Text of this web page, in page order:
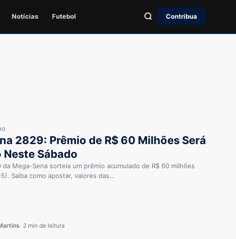
Notícias Futebol Contribua
2829: Prêmio de R$ 60 Milhões Será
Sábado
Mega-Sena sorteia um prêmio acumulado de R$ 60 milhões
Saiba como apostar, valores das…
2 min de leitura